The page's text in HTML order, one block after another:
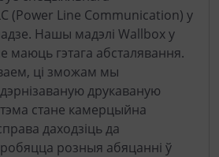
(Power Line Communication) у
Нашы мадэлі Wallbox у
маюць гэтага абсталявання.
ці зможам мы
друкаваную
тэма стане камерцыйна
даходзіць да
робяцца розныя абяцанні ў